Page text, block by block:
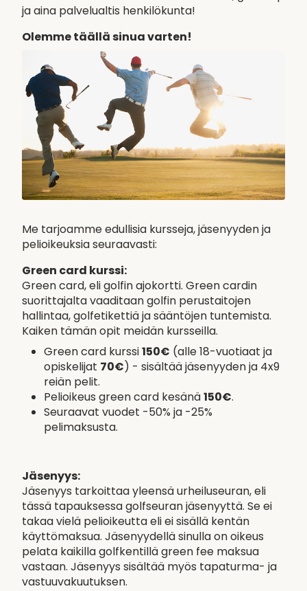
ja aina palvelualtis henkilökunta!
Olemme täällä sinua varten!
Me tarjoamme edullisia kursseja, jäsenyyden ja
pelioikeuksia seuraavasti:
Green card kurssi:
Green card, eli golfin ajokortti. Green cardin
suorittajalta vaaditaan golfin perustaitojen
hallintaa, golfetikettiä ja sääntöjen tuntemista.
Kaiken tämän opit meidän kursseilla.
Green card kurssi150€ (alle 18-vuotiaat ja
opiskelijat 70€) - sisältää jäsenyyden ja 4x9
reiän pelit.
Pelioikeus green card kesänä150€.
Seuraavat vuodet -50% ja -25%
pelimaksusta.
Jäsenyys:
Jäsenyys tarkoittaa yleensä urheiluseuran, eli
tässä tapauksessa golfseuran jäsenyyttä. Se ei
takaa vielä pelioikeutta eli ei sisällä kentän
käyttömaksua. Jäsenyydellä sinulla on oikeus
pelata kaikilla golfkentillä green fee maksua
vastaan. Jäsenyys sisältää myös tapaturma- ja
vastuuvakuutuksen.